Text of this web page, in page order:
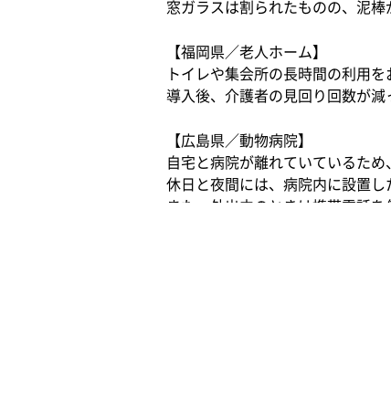
窓ガラスは割られたものの、泥
【福岡県／老人ホーム】
トイレや集会所の長時間の利用
導入後、介護者の見回り回数が減
【広島県／動物病院】
自宅と病院が離れていているた
休日と夜間には、病院内に設置し
また、外出中のときは携帯電話